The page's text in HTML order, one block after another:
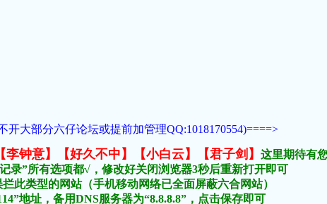
大部分六仔论坛或提前加管理QQ:1018170554)====>
钟意】【好久不中】【小白云】【君子剑】
这里期待有
录”所有选项都√，修改好关闭浏览器3秒后重新打开即可
此类型的网站（手机移动网络已全面屏蔽六合网站）
地址，备用DNS服务器为“8.8.8.8”，点击保存即可